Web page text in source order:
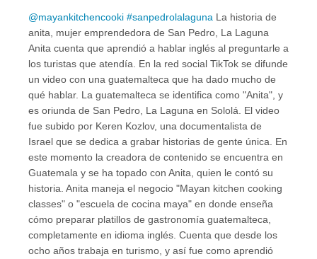
@mayankitchencooki #sanpedrolalaguna La historia de
anita, mujer emprendedora de San Pedro, La Laguna
Anita cuenta que aprendió a hablar inglés al preguntarle a
los turistas que atendía. En la red social TikTok se difunde
un video con una guatemalteca que ha dado mucho de
qué hablar. La guatemalteca se identifica como "Anita", y
es oriunda de San Pedro, La Laguna en Sololá. El video
fue subido por Keren Kozlov, una documentalista de
Israel que se dedica a grabar historias de gente única. En
este momento la creadora de contenido se encuentra en
Guatemala y se ha topado con Anita, quien le contó su
historia. Anita maneja el negocio "Mayan kitchen cooking
classes" o "escuela de cocina maya" en donde enseña
cómo preparar platillos de gastronomía guatemalteca,
completamente en idioma inglés. Cuenta que desde los
ocho años trabaja en turismo, y así fue como aprendió